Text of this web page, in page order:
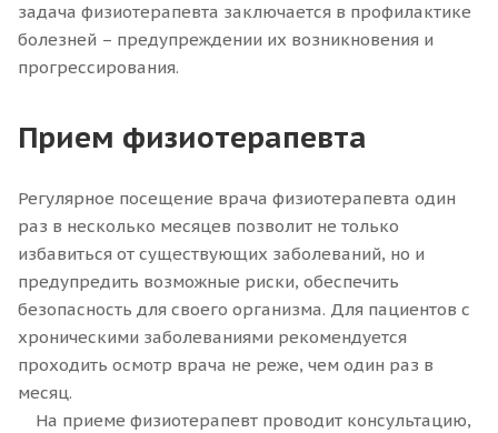
задача физиотерапевта заключается в профилактике
болезней – предупреждении их возникновения и
прогрессирования.
Прием физиотерапевта
Регулярное посещение врача физиотерапевта один
раз в несколько месяцев позволит не только
избавиться от существующих заболеваний, но и
предупредить возможные риски, обеспечить
безопасность для своего организма. Для пациентов с
хроническими заболеваниями рекомендуется
проходить осмотр врача не реже, чем один раз в
месяц.
На приеме физиотерапевт проводит консультацию,